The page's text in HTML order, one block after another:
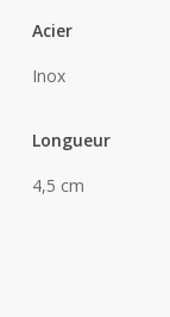
Acier
Inox
Longueur
4,5 cm